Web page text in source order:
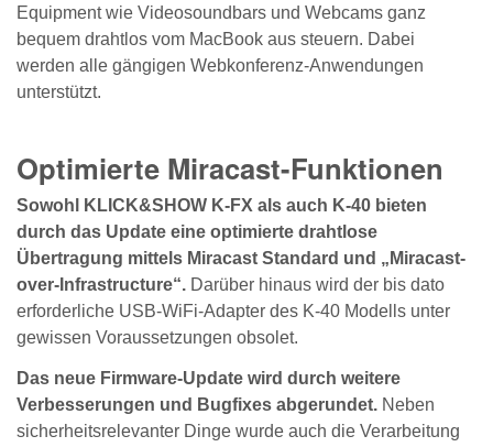
Equipment wie Videosoundbars und Webcams ganz
bequem drahtlos vom MacBook aus steuern. Dabei
werden alle gängigen Webkonferenz-Anwendungen
unterstützt.
Optimierte Miracast-Funktionen
Sowohl KLICK&SHOW K-FX als auch K-40 bieten
durch das Update eine optimierte drahtlose
Übertragung mittels Miracast Standard und „Miracast-
over-Infrastructure“. Darüber hinaus wird der bis dato
erforderliche USB-WiFi-Adapter des K-40 Modells unter
gewissen Voraussetzungen obsolet.
Das neue Firmware-Update wird durch weitere
Verbesserungen und Bugfixes abgerundet. Neben
sicherheitsrelevanter Dinge wurde auch die Verarbeitung